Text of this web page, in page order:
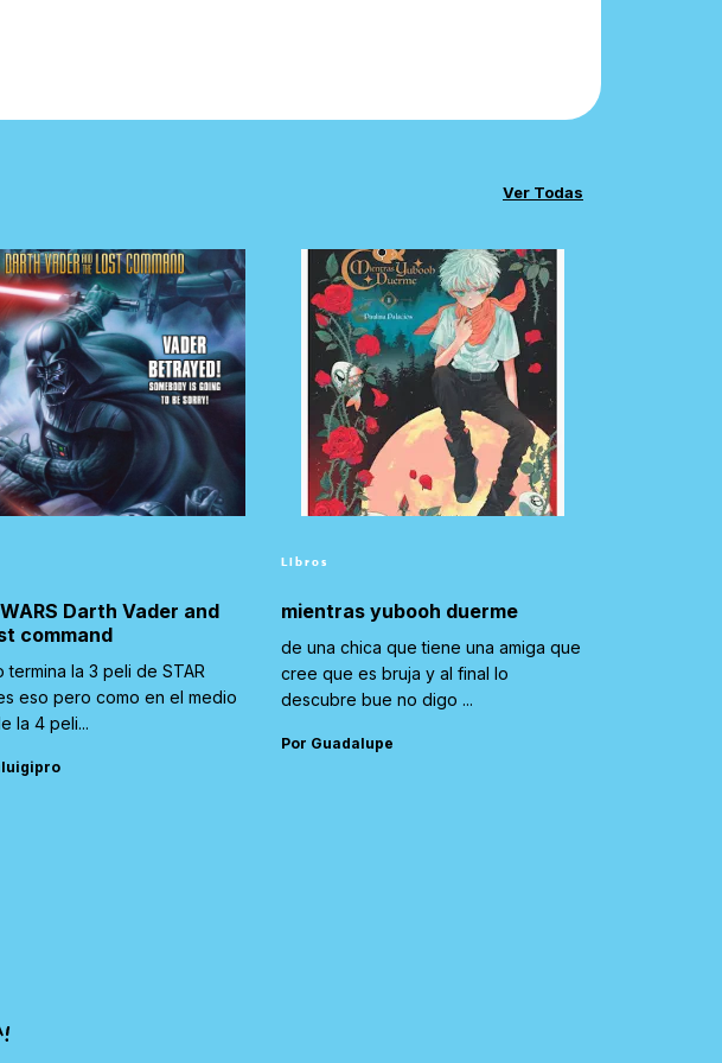
Ver Todas
Darth Vader and
command
termina la 3 peli de STAR
eso pero como en el medio
la 4 peli...
Libros
mientras yubooh duerme
de una chica que tiene una amiga que
cree que es bruja y al final lo
descubre bue no digo ...
Por Guadalupe